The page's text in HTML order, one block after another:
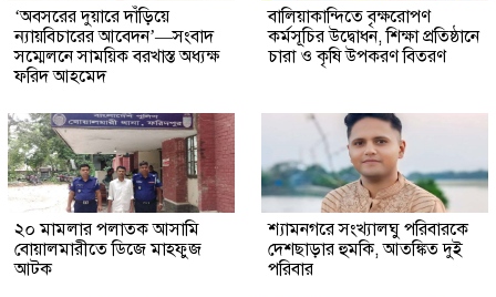
‘অবসরের দুয়ারে দাঁড়িয়ে
ন্যায়বিচারের আবেদন’—সংবাদ
সম্মেলনে সাময়িক বরখাস্ত অধ্যক্ষ
ফরিদ আহমেদ
বালিয়াকান্দিতে বৃক্ষরোপণ
কর্মসূচির উদ্বোধন, শিক্ষা প্রতিষ্ঠানে
চারা ও কৃষি উপকরণ বিতরণ
২০ মামলার পলাতক আসামি
বোয়ালমারীতে ডিজে মাহফুজ
আটক
শ্যামনগরে সংখ্যালঘু পরিবারকে
দেশছাড়ার হুমকি, আতঙ্কিত দুই
পরিবার